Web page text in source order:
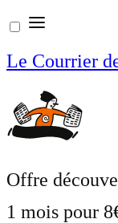
Aller
au
contenu
Le Courrier
Offre
1 mois pour